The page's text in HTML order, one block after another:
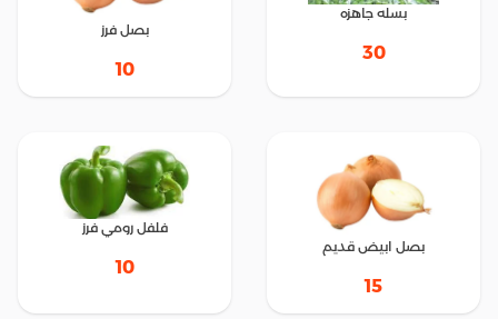
بسله جاهزه
30
بصل فرز
10
بصل ابيض قديم
15
فلفل رومي فرز
10